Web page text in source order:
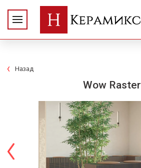
Назад
Wow Raster